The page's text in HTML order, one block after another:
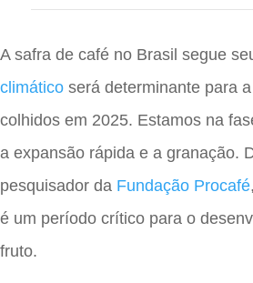
A safra de café no Brasil segue
climático será determinante para
colhidos em 2025. Estamos na
a expansão rápida e a granação.
pesquisador da Fundação Procafé
é um período crítico para o
fruto.